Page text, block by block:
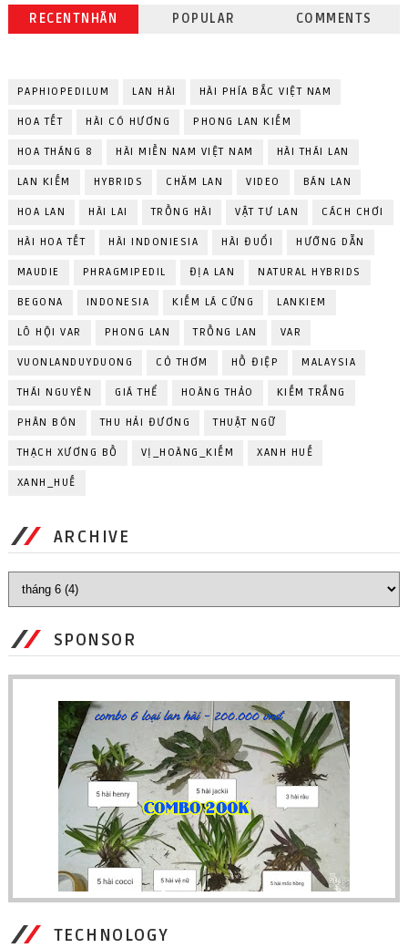
RECENTNHÃN POPULAR COMMENTS
PAPHIOPEDILUM LAN HÀI HÀI PHÍA BẮC VIỆT NAM
HOA TẾT HÀI CÓ HƯƠNG PHONG LAN KIẾM
HOA THÁNG 8 HÀI MIỀN NAM VIỆT NAM HÀI THÁI LAN
LAN KIẾM HYBRIDS CHĂM LAN VIDEO BÁN LAN
HOA LAN HÀI LAI TRỒNG HÀI VẬT TƯ LAN CÁCH CHƠI
HÀI HOA TẾT HÀI INDONIESIA HÀI ĐUỔI HƯỚNG DẪN
MAUDIE PHRAGMIPEDIL ĐỊA LAN NATURAL HYBRIDS
BEGONA INDONESIA KIẾM LÁ CỨNG LANKIEM
LÔ HỘI VAR PHONG LAN TRỒNG LAN VAR
VUONLANDUYDUONG CỎ THƠM HỒ ĐIỆP MALAYSIA
THÁI NGUYÊN GIÁ THỂ HOÀNG THẢO KIẾM TRẮNG
PHÂN BÓN THU HẢI ĐƯƠNG THUẬT NGỮ
THẠCH XƯƠNG BỒ VỊ_HOÀNG_KIẾM XANH HUẾ
XANH_HUẾ
ARCHIVE
SPONSOR
TECHNOLOGY